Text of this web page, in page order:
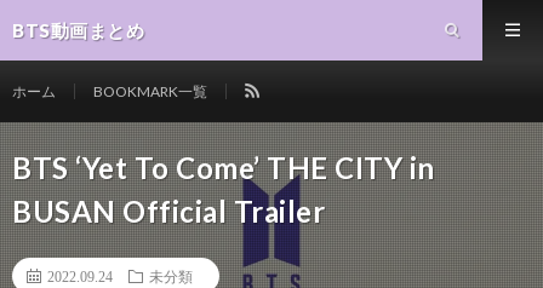
BTS動画まとめ
ホーム BOOKMARK一覧
BTS ‘Yet To Come’ THE CITY in
BUSAN Official Trailer
2022.09.24 未分類